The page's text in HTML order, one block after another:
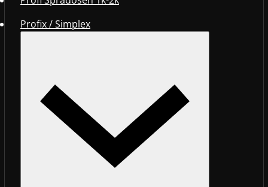
Profix / Simplex